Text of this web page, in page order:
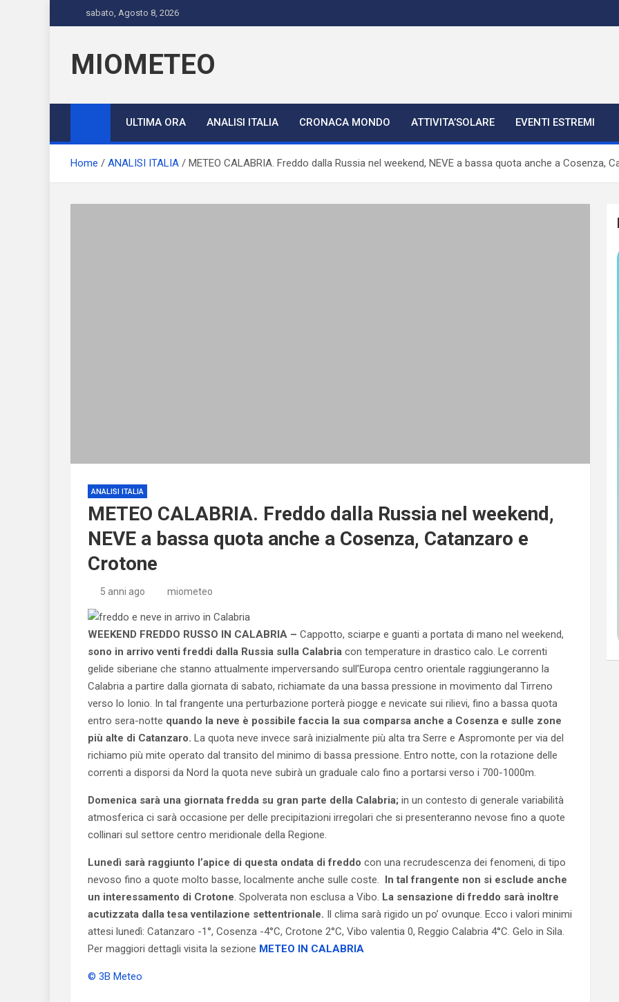
to
sabato, Agosto 8, 2026
MIOMETEO
ULTIMA ORA ANALISI ITALIA CRONACA MONDO ATTIVITA’SOLARE EVENTI ESTREMI
Home ANALISI ITALIA METEO CALABRIA. Freddo dalla Russia nel weekend, NEVE a bassa quota anche a Cosenza,
ANALISI ITALIA
METEO CALABRIA. Freddo dalla Russia nel weekend,
NEVE a bassa quota anche a Cosenza, Catanzaro e
Crotone
5 anni ago miometeo
WEEKEND FREDDO RUSSO IN CALABRIA – Cappotto, sciarpe e guanti a portata di mano nel weekend,
sono in arrivo venti freddi dalla Russia sulla Calabria con temperature in drastico calo. Le correnti
gelide siberiane che stanno attualmente imperversando sull’Europa centro orientale raggiungeranno la
Calabria a partire dalla giornata di sabato, richiamate da una bassa pressione in movimento dal Tirreno
verso lo Ionio. In tal frangente una perturbazione porterà piogge e nevicate sui rilievi, fino a bassa quota
entro sera-notte quando la neve è possibile faccia la sua comparsa anche a Cosenza e sulle zone
più alte di Catanzaro. La quota neve invece sarà inizialmente più alta tra Serre e Aspromonte per via del
richiamo più mite operato dal transito del minimo di bassa pressione. Entro notte, con la rotazione delle
correnti a disporsi da Nord la quota neve subirà un graduale calo fino a portarsi verso i 700-1000m.
Domenica sarà una giornata fredda su gran parte della Calabria; in un contesto di generale variabilità
atmosferica ci sarà occasione per delle precipitazioni irregolari che si presenteranno nevose fino a quote
collinari sul settore centro meridionale della Regione.
Lunedì sarà raggiunto l’apice di questa ondata di freddo con una recrudescenza dei fenomeni, di tipo
nevoso fino a quote molto basse, localmente anche sulle coste. In tal frangente non si esclude anche
un interessamento di Crotone. Spolverata non esclusa a Vibo. La sensazione di freddo sarà inoltre
acutizzata dalla tesa ventilazione settentrionale. Il clima sarà rigido un po’ ovunque. Ecco i valori minimi
attesi lunedì: Catanzaro -1°, Cosenza -4°C, Crotone 2°C, Vibo valentia 0, Reggio Calabria 4°C. Gelo in Sila.
Per maggiori dettagli visita la sezione METEO IN CALABRIA
© 3B Meteo